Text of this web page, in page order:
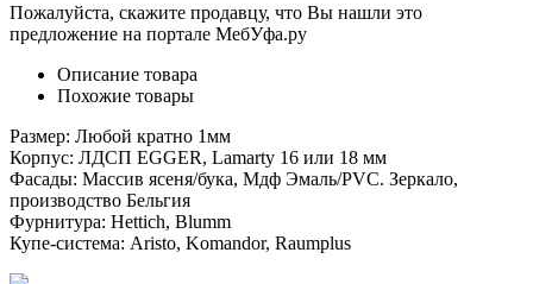
Пожалуйста, скажите продавцу, что Вы нашли это
предложение на портале МебУфа.ру
Описание товара
Похожие товары
Размер: Любой кратно 1мм
Корпус: ЛДСП EGGER, Lamarty 16 или 18 мм
Фасады: Массив ясеня/бука, Мдф Эмаль/PVC. Зеркало,
производство Бельгия
Фурнитура: Hettich, Blumm
Купе-система: Aristo, Komandor, Raumplus